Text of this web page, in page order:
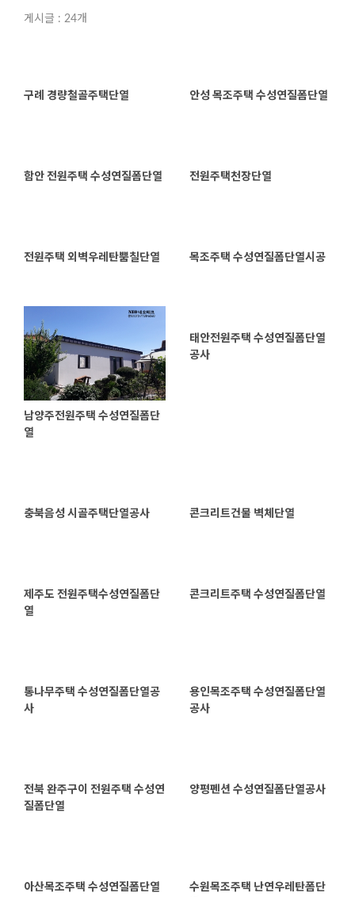
게시글 : 24개
구례 경량철골주택단열 안성 목조주택 수성연질폼단열
함안 전원주택 수성연질폼단열 전원주택천장단열
전원주택 외벽우레탄뿜칠단열 목조주택 수성연질폼단열시공
남양주전원주택 수성연질폼단
열
태안전원주택 수성연질폼단열
공사
충북음성 시골주택단열공사 콘크리트건물 벽체단열
제주도 전원주택수성연질폼단
열
콘크리트주택 수성연질폼단열
통나무주택 수성연질폼단열공
사
용인목조주택 수성연질폼단열
공사
전북 완주구이 전원주택 수성연
질폼단열
양평펜션 수성연질폼단열공사
아산목조주택 수성연질폼단열
수원목조주택 난연우레탄폼단